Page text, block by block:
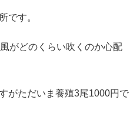
です。
がどのくらい吹くのか心配
がただいま養殖3尾1000円で